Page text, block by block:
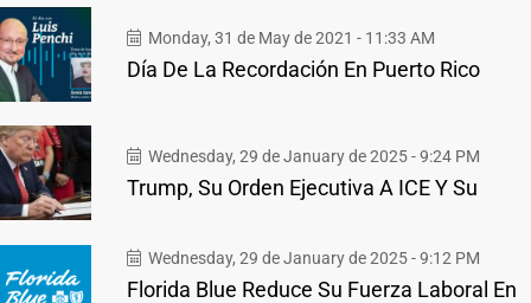
Monday, 31 de May de 2021 - 11:33 AM
Día De La Recordación En Puerto Rico
Wednesday, 29 de January de 2025 - 9:24 PM
Trump, Su Orden Ejecutiva A ICE Y Su
Wednesday, 29 de January de 2025 - 9:12 PM
Florida Blue Reduce Su Fuerza Laboral En